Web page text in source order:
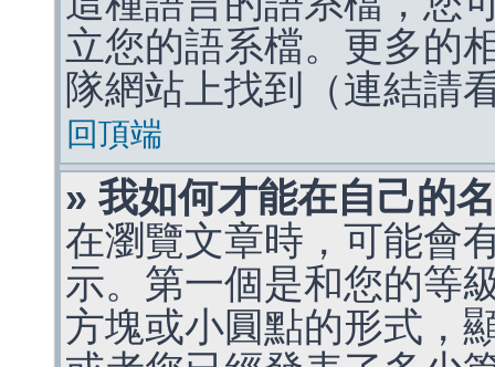
立您的語系檔。更多的
隊網站上找到（連結請
回頂端
» 我如何才能在自己的
在瀏覽文章時，可能會
示。第一個是和您的等
方塊或小圓點的形式，